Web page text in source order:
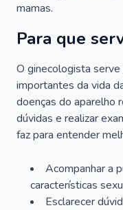
mamas.
Para que
O ginecologista serve
importantes da vida
doenças do aparelho
dúvidas e realizar
faz para entender
Acompanhar a
características
Esclarecer